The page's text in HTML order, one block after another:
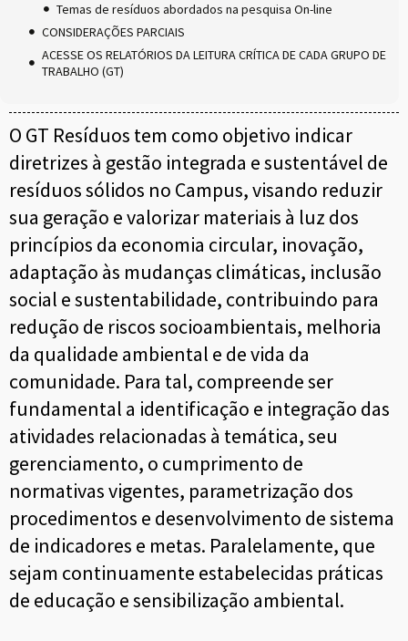
Temas de resíduos abordados na pesquisa On-line
CONSIDERAÇÕES PARCIAIS
ACESSE OS RELATÓRIOS DA LEITURA CRÍTICA DE CADA GRUPO DE
TRABALHO (GT)
O GT Resíduos tem como objetivo indicar
diretrizes à gestão integrada e sustentável de
resíduos sólidos no Campus, visando reduzir
sua geração e valorizar materiais à luz dos
princípios da economia circular, inovação,
adaptação às mudanças climáticas, inclusão
social e sustentabilidade, contribuindo para
redução de riscos socioambientais, melhoria
da qualidade ambiental e de vida da
comunidade. Para tal, compreende ser
fundamental a identificação e integração das
atividades relacionadas à temática, seu
gerenciamento, o cumprimento de
normativas vigentes, parametrização dos
procedimentos e desenvolvimento de sistema
de indicadores e metas. Paralelamente, que
sejam continuamente estabelecidas práticas
de educação e sensibilização ambiental.